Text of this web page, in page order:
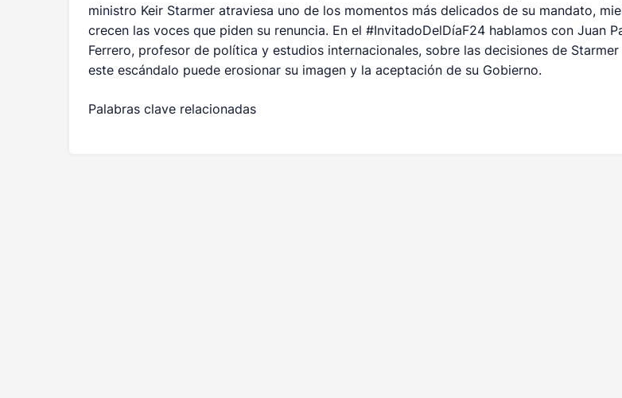
ministro Keir Starmer atraviesa uno de los momentos más delicados de su mandato,
crecen las voces que piden su renuncia. En el #InvitadoDelDíaF24 hablamos con Juan
Ferrero, profesor de política y estudios internacionales, sobre las decisiones de
este escándalo puede erosionar su imagen y la aceptación de su Gobierno.
Palabras clave relacionadas